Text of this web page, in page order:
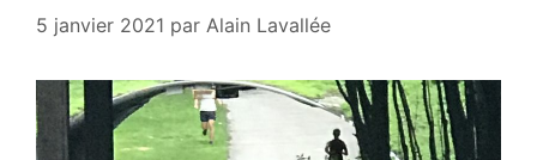
5 janvier 2021 par Alain Lavallée